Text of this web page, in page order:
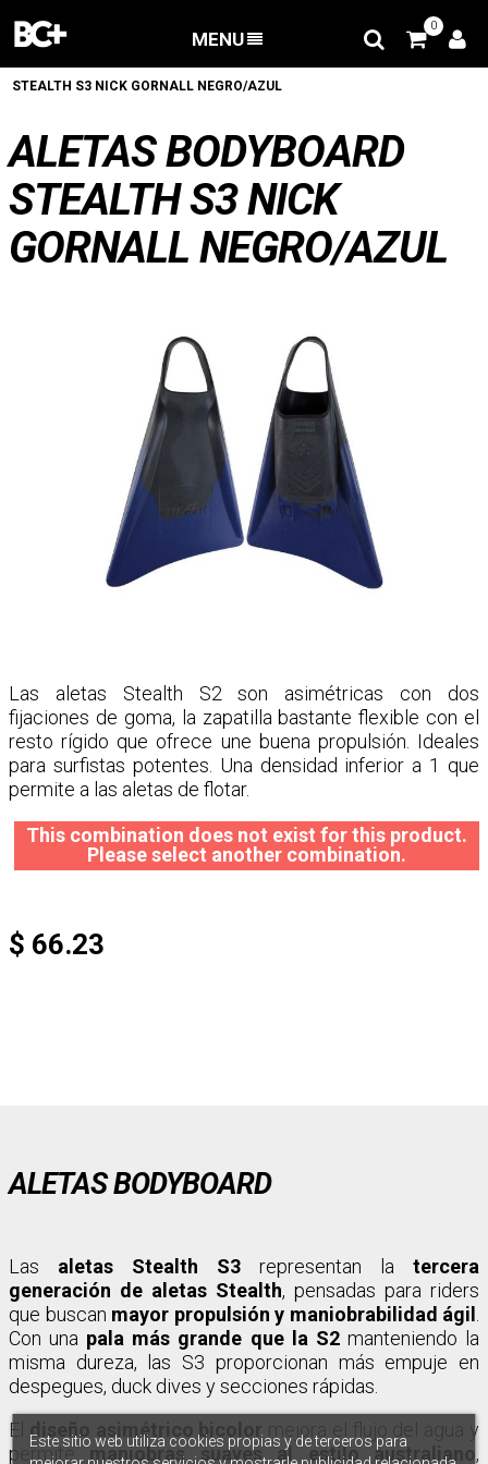
MENU
0
STEALTH S3 NICK GORNALL NEGRO/AZUL
ALETAS BODYBOARD
STEALTH S3 NICK
GORNALL NEGRO/AZUL
Las aletas Stealth S2 son asimétricas con dos
fijaciones de goma, la zapatilla bastante flexible con el
resto rígido que ofrece une buena propulsión. Ideales
para surfistas potentes. Una densidad inferior a 1 que
permite a las aletas de flotar.
This combination does not exist for this product.
Please select another combination.
$ 66.23
ALETAS BODYBOARD
Las aletas Stealth S3 representan la tercera
generación de aletas Stealth, pensadas para riders
que buscan mayor propulsión y maniobrabilidad ágil
Con una pala más grande que la S2manteniendo la
misma dureza, las S3 proporcionan más empuje en
despegues, duck dives y secciones rápidas.
El diseño asimétrico bicolor mejora el flujo del agua y
permite maniobras suaves al estilo australiano ,
Este sitio web utiliza cookies propias y de terceros para